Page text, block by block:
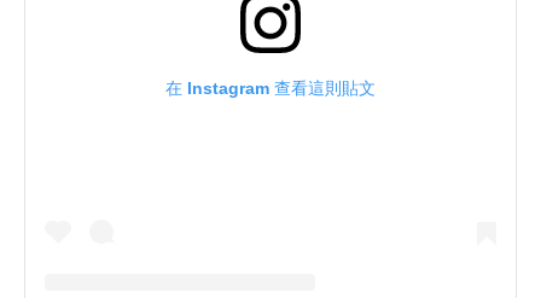
在 Instagram 查看這則貼文